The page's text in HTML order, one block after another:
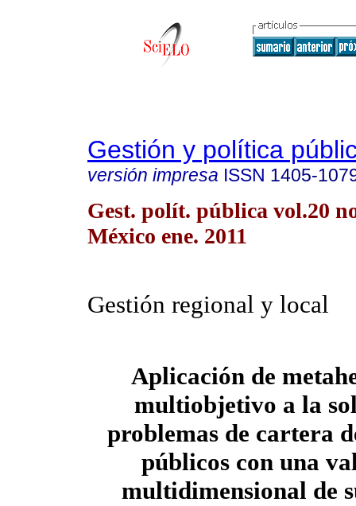
Gestión y política
versión impresa ISSN 1405-
Gest. polít. pública vol.20
México ene. 2011
Gestión regional y local
Aplicación de
multiobjetivo a la
problemas de cartera
públicos con una
multidimensional de